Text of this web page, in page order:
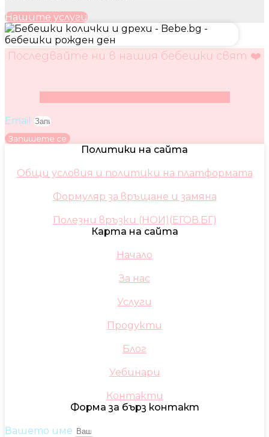
Нашите услуги
Последвайте ни в нашия бебешки свят ❤️
Email
Запишете се
Политики на сайта
Общи условия и политики на платформата
Формуляр за връщане и замяна
Полезни връзки (НОИ)(ЕГОВ.БГ)
Карта на сайта
Начало
За нас
Услуги
Продукти
Блог
Уебинари
Контакти
Форма за бърз контакт
Вашето име